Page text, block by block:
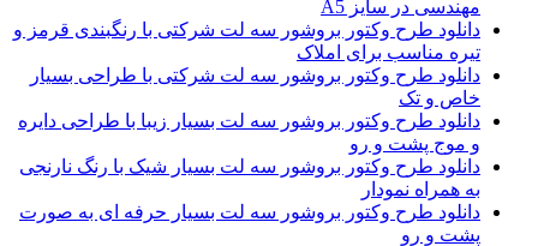
مهندسی در سایز A5
دانلود طرح وکتور بروشور سه لت شرکتی با رنگبندی قرمز و
تیره مناسب برای املاک
دانلود طرح وکتور بروشور سه لت شرکتی با طراحی بسیار
خاص و تک
دانلود طرح وکتور بروشور سه لت بسیار زیبا با طراحی دایره
و موج پشت و رو
دانلود طرح وکتور بروشور سه لت بسیار شیک با رنگ نارنجی
به همراه نمودار
دانلود طرح وکتور بروشور سه لت بسیار حرفه ای به صورت
پشت و رو